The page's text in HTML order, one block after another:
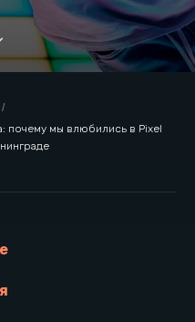
/
почему мы влюбились в Pixel